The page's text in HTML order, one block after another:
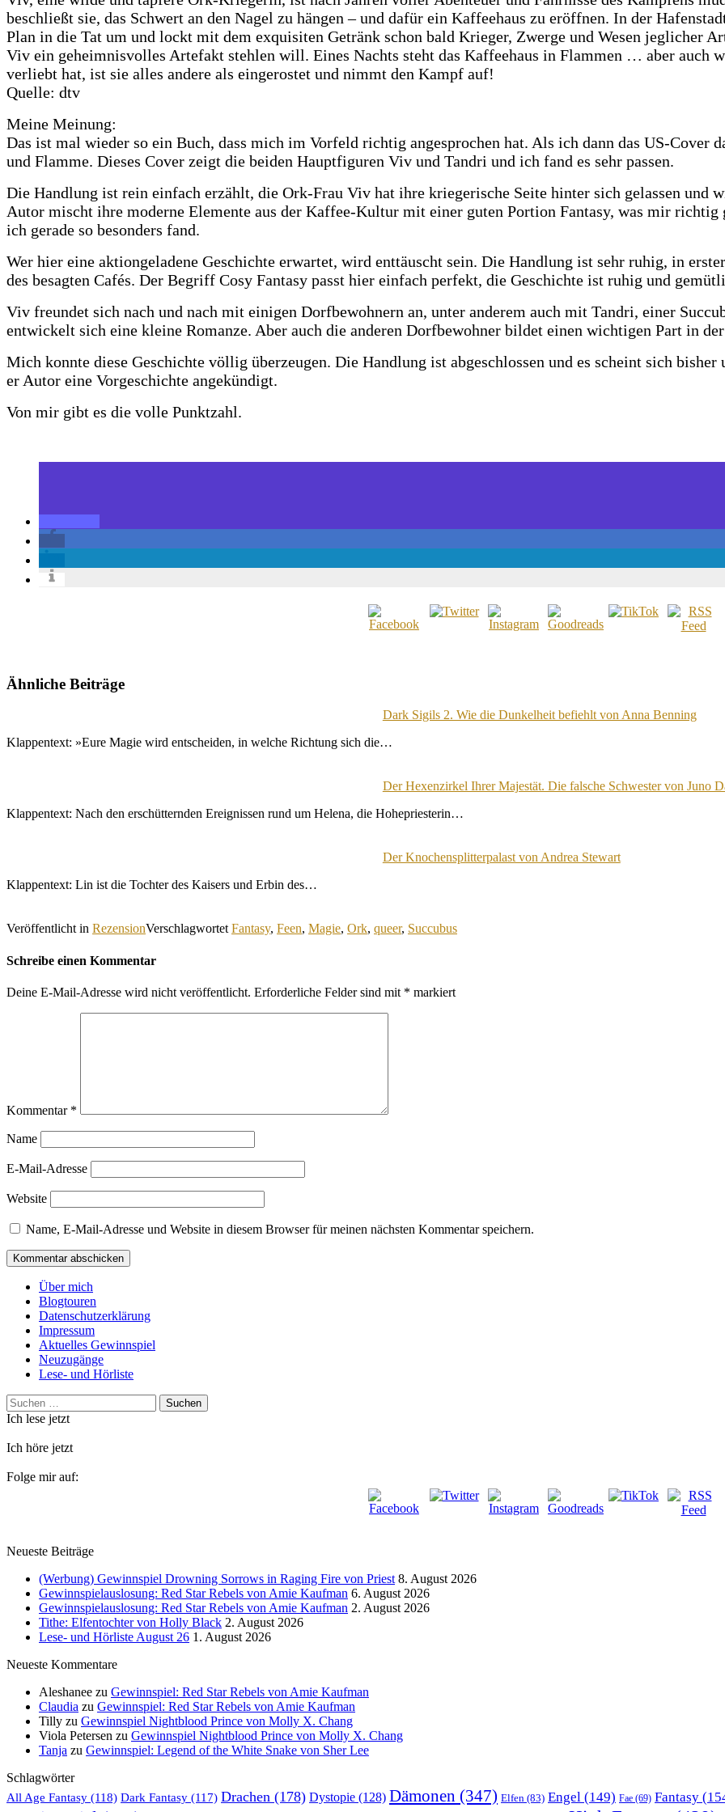
beschließt sie, das Schwert an den Nagel zu hängen – und dafür ein Kaffeehaus zu eröffnen. In der
Plan in die Tat um und lockt mit dem exquisiten Getränk schon bald Krieger, Zwerge und Wesen jeglicher
Viv ein geheimnisvolles Artefakt stehlen will. Eines Nachts steht das Kaffeehaus in Flammen … aber auch
verliebt hat, ist sie alles andere als eingerostet und nimmt den Kampf auf!
Quelle: dtv
Meine Meinung:
Das ist mal wieder so ein Buch, dass mich im Vorfeld richtig angesprochen hat. Als ich dann das US-Cover
und Flamme. Dieses Cover zeigt die beiden Hauptfiguren Viv und Tandri und ich fand es sehr passen.
Die Handlung ist rein einfach erzählt, die Ork-Frau Viv hat ihre kriegerische Seite hinter sich gelassen
Autor mischt ihre moderne Elemente aus der Kaffee-Kultur mit einer guten Portion Fantasy, was mir
ich gerade so besonders fand.
Wer hier eine aktiongeladene Geschichte erwartet, wird enttäuscht sein. Die Handlung ist sehr ruhig, in
des besagten Cafés. Der Begriff Cosy Fantasy passt hier einfach perfekt, die Geschichte ist ruhig und
Viv freundet sich nach und nach mit einigen Dorfbewohnern an, unter anderem auch mit Tandri, einer
entwickelt sich eine kleine Romanze. Aber auch die anderen Dorfbewohner bildet einen wichtigen Part in
Mich konnte diese Geschichte völlig überzeugen. Die Handlung ist abgeschlossen und es scheint sich
er Autor eine Vorgeschichte angekündigt.
Von mir gibt es die volle Punktzahl.
Ähnliche Beiträge
Dark Sigils 2. Wie die Dunkelheit befiehlt von Anna Benning
Klappentext: »Eure Magie wird entscheiden, in welche Richtung sich die…
Der Hexenzirkel Ihrer Majestät. Die falsche Schwester von Juno
Klappentext: Nach den erschütternden Ereignissen rund um Helena, die Hohepriesterin…
Der Knochensplitterpalast von Andrea Stewart
Klappentext: Lin ist die Tochter des Kaisers und Erbin des…
Veröffentlicht in RezensionVerschlagwortet Fantasy, Feen, Magie, Ork, queer, Succubus
Schreibe einen Kommentar
Deine E-Mail-Adresse wird nicht veröffentlicht. Erforderliche Felder sind mit * markiert
Kommentar *
Name
E-Mail-Adresse
Website
Name, E-Mail-Adresse und Website in diesem Browser für meinen nächsten Kommentar speichern.
Über mich
Blogtouren
Datenschutzerklärung
Impressum
Aktuelles Gewinnspiel
Neuzugänge
Lese- und Hörliste
Suchen
nach:
Ich lese jetzt
Ich höre jetzt
Folge mir auf:
Neueste Beiträge
(Werbung) Gewinnspiel Drowning Sorrows in Raging Fire von Priest 8. August 2026
Gewinnspielauslosung: Red Star Rebels von Amie Kaufman 6. August 2026
Gewinnspielauslosung: Red Star Rebels von Amie Kaufman 2. August 2026
Tithe: Elfentochter von Holly Black 2. August 2026
Lese- und Hörliste August 26 1. August 2026
Neueste Kommentare
Aleshanee zu Gewinnspiel: Red Star Rebels von Amie Kaufman
Claudia zu Gewinnspiel: Red Star Rebels von Amie Kaufman
Tilly zu Gewinnspiel Nightblood Prince von Molly X. Chang
Viola Petersen zu Gewinnspiel Nightblood Prince von Molly X. Chang
Tanja zu Gewinnspiel: Legend of the White Snake von Sher Lee
Schlagwörter
All Age Fantasy (118) Dark Fantasy (117) Drachen (178) Dystopie (128) Dämonen (347) Elfen (83) Engel (149) Fae (69) Fantasy